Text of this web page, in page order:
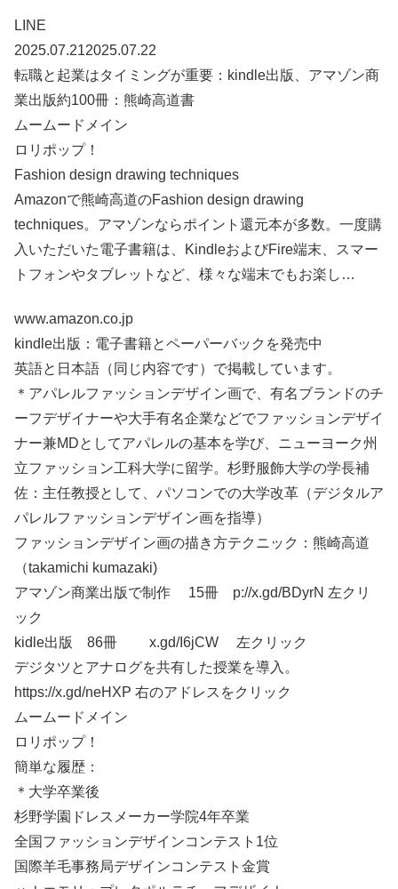
LINE
2025.07.212025.07.22
転職と起業はタイミングが重要：kindle出版、アマゾン商
業出版約100冊：熊崎高道書
ムームードメイン
ロリポップ！
Fashion design drawing techniques
Amazonで熊崎高道のFashion design drawing
techniques。アマゾンならポイント還元本が多数。一度購
入いただいた電子書籍は、KindleおよびFire端末、スマー
トフォンやタブレットなど、様々な端末でもお楽し…
www.amazon.co.jp
kindle出版：電子書籍とペーパーバックを発売中
英語と日本語（同じ内容です）で掲載しています。
＊アパレルファッションデザイン画で、有名ブランドのチ
ーフデザイナーや大手有名企業などでファッションデザイ
ナー兼MDとしてアパレルの基本を学び、ニューヨーク州
立ファッション工科大学に留学。杉野服飾大学の学長補
佐：主任教授として、パソコンでの大学改革（デジタルア
パレルファッションデザイン画を指導）
ファッションデザイン画の描き方テクニック：熊崎高道
（takamichi kumazaki)
アマゾン商業出版で制作 15冊 p://x.gd/BDyrN 左クリ
ック
kidle出版 86冊 x.gd/I6jCW 左クリック
デジタツとアナログを共有した授業を導入。
https://x.gd/neHXP 右のアドレスをクリック
ムームードメイン
ロリポップ！
簡単な履歴：
＊大学卒業後
杉野学園ドレスメーカー学院4年卒業
全国ファッションデザインコンテスト1位
国際羊毛事務局デザインコンテスト金賞